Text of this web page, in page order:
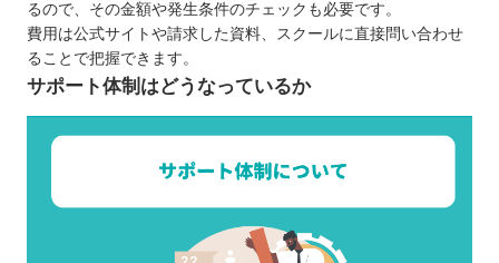
るので、その金額や発生条件のチェックも必要です。
費用は公式サイトや請求した資料、スクールに直接問い合わせ
ることで把握できます。
サポート体制はどうなっているか